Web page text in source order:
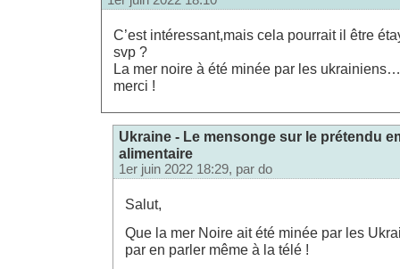
C’est intéressant,mais cela pourrait il être
svp ?
La mer noire à été minée par les
merci !
Ukraine - Le mensonge sur le prétendu
alimentaire
1er juin 2022 18:29, par do
Salut,
Que la mer Noire ait été minée par les
par en parler même à la télé !